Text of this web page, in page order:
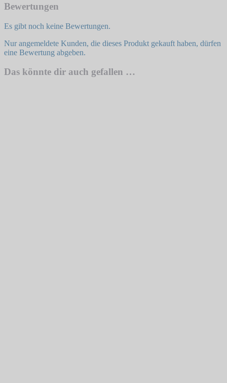
Bewertungen
Es gibt noch keine Bewertungen.
Nur angemeldete Kunden, die dieses Produkt gekauft haben, dürfen
eine Bewertung abgeben.
Das könnte dir auch gefallen …